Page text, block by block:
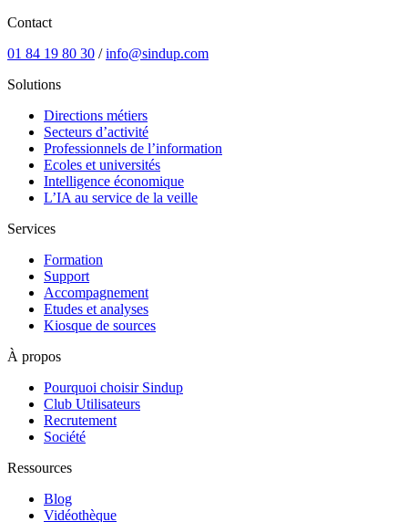
Contact
01 84 19 80 30 /info@sindup.com
Solutions
Directions métiers
Secteurs d’activité
Professionnels de l’information
Ecoles et universités
Intelligence économique
L’IA au service de la veille
Services
Formation
Support
Accompagnement
Etudes et analyses
Kiosque de sources
À propos
Pourquoi choisir Sindup
Club Utilisateurs
Recrutement
Société
Ressources
Blog
Vidéothèque